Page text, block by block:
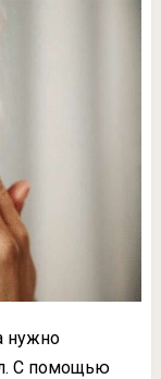
нужно
С помощью